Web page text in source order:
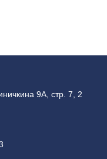
9А, стр. 7, 2